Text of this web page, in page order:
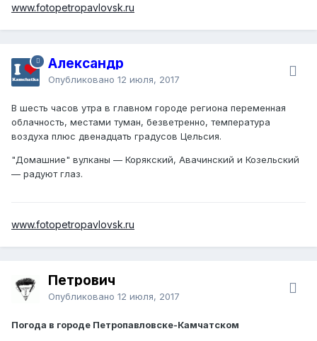
www.fotopetropavlovsk.ru
Александр
Опубликовано 12 июля, 2017
В шесть часов утра в главном городе региона переменная
облачность, местами туман, безветренно, температура
воздуха плюс двенадцать градусов Цельсия.
"Домашние" вулканы — Корякский, Авачинский и Козельский
— радуют глаз.
www.fotopetropavlovsk.ru
Петрович
Опубликовано 12 июля, 2017
Погода в городе Петропавловске-Камчатском